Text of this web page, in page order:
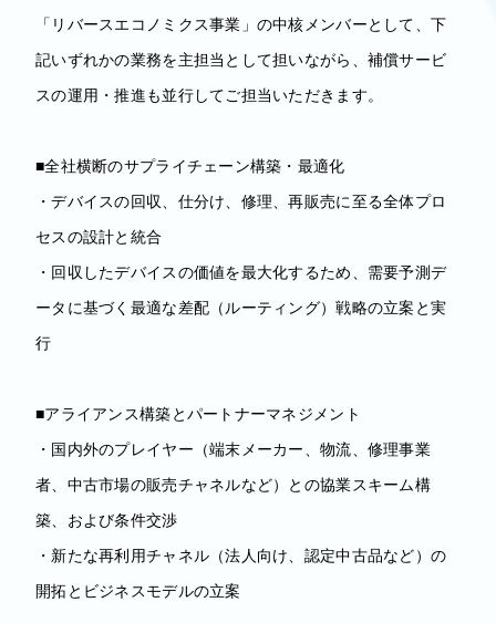
「リバースエコノミクス事業」の中核メンバーとして、下
記いずれかの業務を主担当として担いながら、補償サービ
スの運用・推進も並行してご担当いただきます。
■全社横断のサプライチェーン構築・最適化
・デバイスの回収、仕分け、修理、再販売に至る全体プロ
セスの設計と統合
・回収したデバイスの価値を最大化するため、需要予測デ
ータに基づく最適な差配（ルーティング）戦略の立案と実
行
■アライアンス構築とパートナーマネジメント
・国内外のプレイヤー（端末メーカー、物流、修理事業
者、中古市場の販売チャネルなど）との協業スキーム構
築、および条件交渉
・新たな再利用チャネル（法人向け、認定中古品など）の
開拓とビジネスモデルの立案